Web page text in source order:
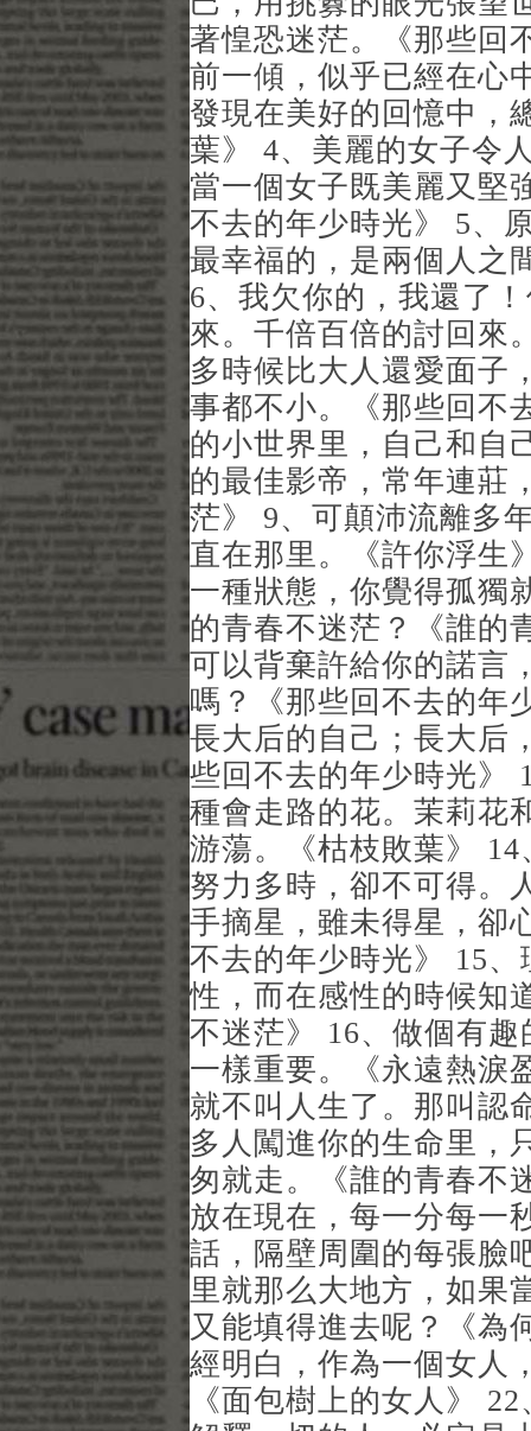
著惶恐迷茫。《那些回
前一傾，似乎已經在心
發現在美好的回憶中，
葉》 4、美麗的女子令
當一個女子既美麗又堅
不去的年少時光》 5、
最幸福的，是兩個人之
6、我欠你的，我還了
來。千倍百倍的討回來
多時候比大人還愛面子
事都不小。《那些回不
的小世界里，自己和自
的最佳影帝，常年連莊
茫》 9、可顛沛流離多
直在那里。《許你浮生
一種狀態，你覺得孤獨
的青春不迷茫？《誰的
可以背棄許給你的諾言
嗎？《那些回不去的年
長大后的自己；長大后
些回不去的年少時光》
種會走路的花。茉莉花
游蕩。《枯枝敗葉》
努力多時，卻不可得。
手摘星，雖未得星，卻
不去的年少時光》 15
性，而在感性的時候知
不迷茫》 16、做個有
一樣重要。《永遠熱淚
就不叫人生了。那叫認
多人闖進你的生命里，
匆就走。《誰的青春不
放在現在，每一分每一
話，隔壁周圍的每張臉
里就那么大地方，如果
又能填得進去呢？《為
經明白，作為一個女人
《面包樹上的女人》